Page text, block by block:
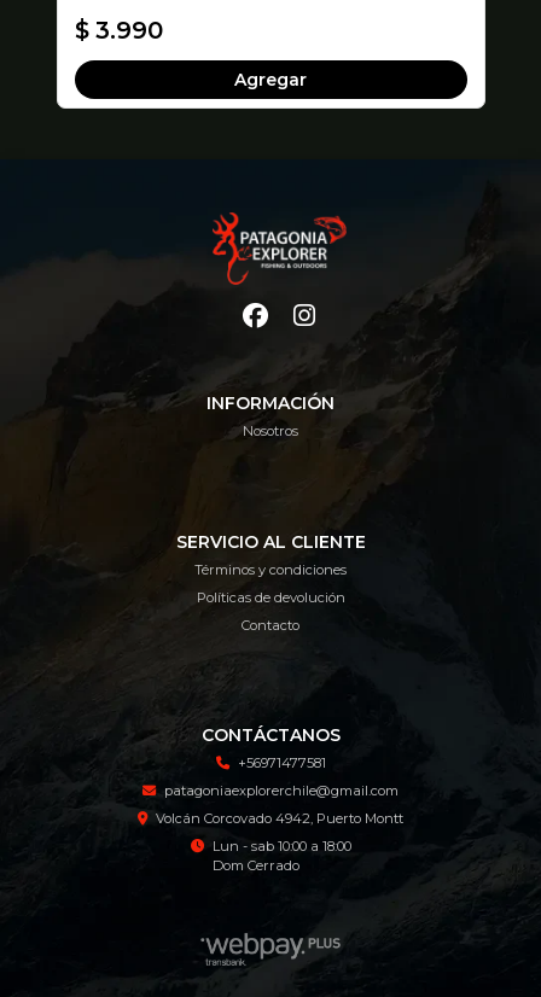
$ 3.990
Agregar
INFORMACIÓN
Nosotros
SERVICIO AL CLIENTE
Términos y condiciones
Políticas de devolución
Contacto
CONTÁCTANOS
+56971477581
patagoniaexplorerchile@gmail.com
Volcán Corcovado 4942, Puerto Montt
Lun - sab 10:00 a 18:00
Dom Cerrado